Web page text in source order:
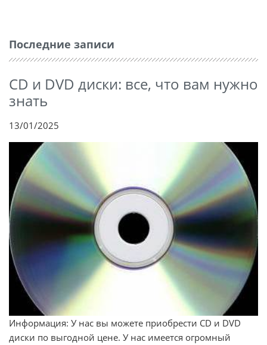
Последние записи
CD и DVD диски: все, что вам нужно
знать
13/01/2025
Информация: У нас вы можете приобрести CD и DVD
диски по выгодной цене. У нас имеется огромный